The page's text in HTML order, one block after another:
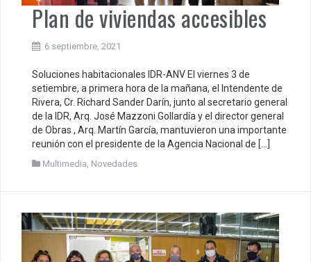
Plan de viviendas accesibles
6 septiembre, 2021
Soluciones habitacionales IDR-ANV El viernes 3 de
setiembre, a primera hora de la mañana, el Intendente de
Rivera, Cr. Richard Sander Darín, junto al secretario general
de la IDR, Arq. José Mazzoni Gollardía y el director general
de Obras , Arq. Martín García, mantuvieron una importante
reunión con el presidente de la Agencia Nacional de […]
Multimedia Novedades